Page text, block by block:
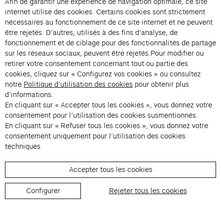
Presse
Privatisations
Changer de langue 
Inscription à la newsletter
→
En vous inscrivant à notre newsletter, vous acceptez notre politique de
confidentialité.
Instagram (s’ouvre dans un nouvel onglet)
Facebook (s’ouvre dans un nouvel onglet)
Pinterest (s’ouvre dans un nouvel onglet)
Youtube (s’ouvre dans un nouvel onglet)
Spotify (s’ouvre dans un nouvel onglet)
LinkedIn (s’ouvre dans un nouvel onglet)
Google Arts & Culture (s’ouvre dans un
Fondation Cartier pour l’art
© 2026 Fondation Cartier
Règlement de visite
Politique de confidentialitéMentions légales
internet utilise des cookies. Certains cookies sont strictement
nécessaires au fonctionnement de ce site internet et ne peuvent
être rejetés. D’autres, utilisés à des fins d’analyse, de
fonctionnement et de ciblage pour des fonctionnalités de partage
sur les réseaux sociaux, peuvent être rejetés.Pour modifier ou
retirer votre consentement concernant tout ou partie des
cookies, cliquez sur « Configurez vos cookies » ou consultez
notre Politique d’utilisation des cookies pour obtenir plus
d’informations.
En cliquant sur « Accepter tous les cookies », vous donnez votre
consentement pour l’utilisation des cookies susmentionnés.
En cliquant sur « Refuser tous les cookies », vous donnez votre
consentement uniquement pour l’utilisation des cookies
techniques
Accepter tous les cookies
Configurer Rejeter tous les cookies